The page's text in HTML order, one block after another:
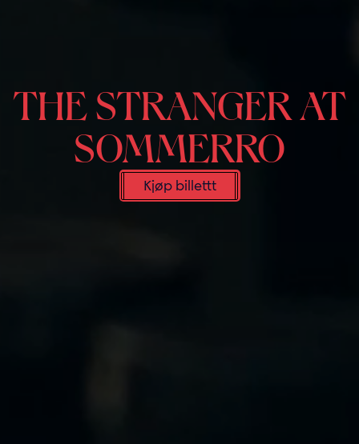
THE STRANGER AT
SOMMERRO
Kjøp billettt